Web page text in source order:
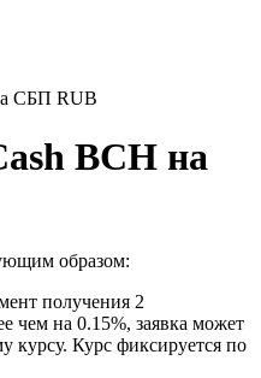
СБП RUB
BCH на
образом:
получения 2
чем на 0.15%, заявка может
курсу. Курс фиксируется по